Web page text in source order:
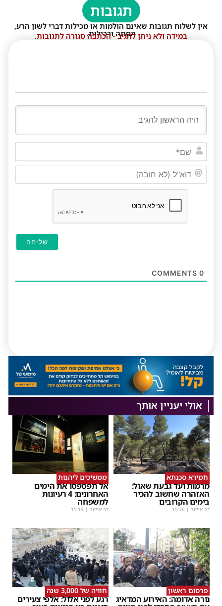
תגובות
אין לשלוח תגובות שאינם הולמות או מכילות דברי לשון הרע,
הסתה ורכילות.
במידה ולא ניתן להגיב - הכתבה סגורה לתגובות.
שם*
0
אולי יעניין אותך
חמירא סכנתא
מרמות ועד גבעת שאול:
האזהרה שחשוב להכיר
בימים הקרובים
דב אייזנר |
15:36
ממשיכים ליהנות
אל תפספסו את הימים
האחרונים: 4 רעיונות
למשפחה
דב אייזנר |
15:14
פרסום ראשון
נורה אדומה: האירוע המדאיג
חוויה של 3,000 שנה
רגע לפני אלול: אלפי צעירים